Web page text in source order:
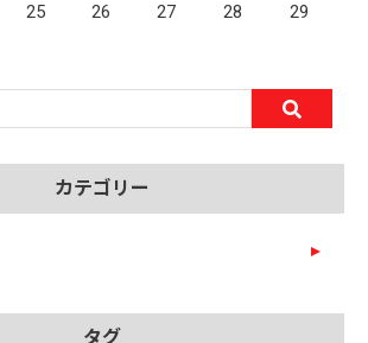
25 26 27 28
29
カテゴリー
タグ